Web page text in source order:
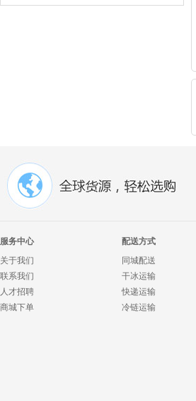
服务中心
关于我们
联系我们
人才招聘
商城下单
配送方式
同城配送
干冰运输
快递运输
冷链运输